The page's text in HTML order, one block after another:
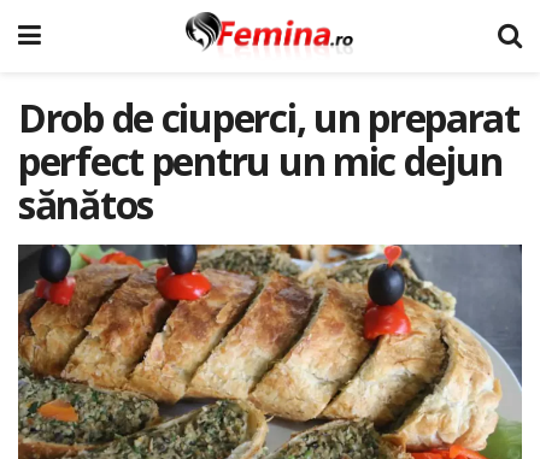
Drob de ciuperci, un preparat
perfect pentru un mic dejun
sănătos